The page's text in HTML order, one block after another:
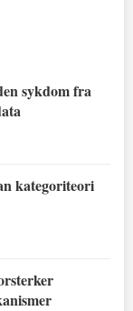
sykdom fra
kategoriteori